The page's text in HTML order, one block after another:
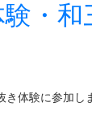
・和
き体験に参加し